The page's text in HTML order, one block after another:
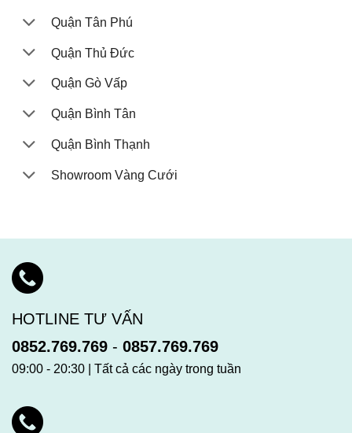
Quận Tân Phú
Quận Thủ Đức
Quận Gò Vấp
Quận Bình Tân
Quận Bình Thạnh
Showroom Vàng Cưới
HOTLINE TƯ VẤN
0852.769.769 - 0857.769.769
09:00 - 20:30 | Tất cả các ngày trong tuần